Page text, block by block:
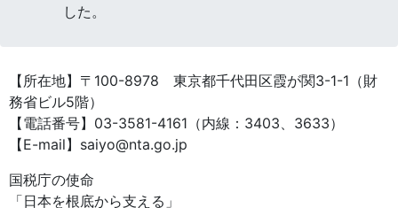
した。
【所在地】〒100-8978 東京都千代田区霞が関3-1-1（財
務省ビル5階）
【電話番号】03-3581-4161（内線：3403、3633）
【E-mail】saiyo@nta.go.jp
国税庁の使命
「日本を根底から支える」